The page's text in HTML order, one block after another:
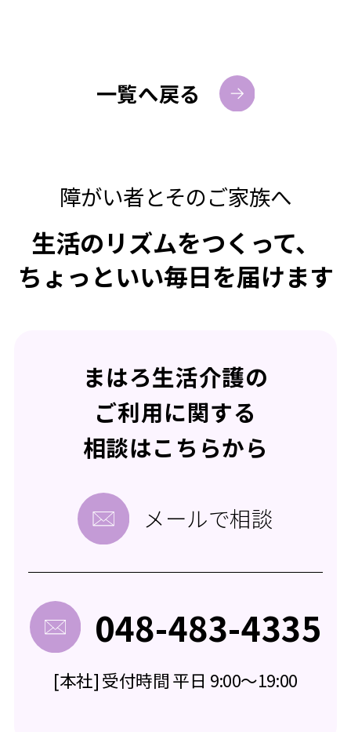
一覧へ戻る
障がい者とそのご家族へ
生活のリズムをつくって、
ちょっといい毎日を届けます
まはろ生活介護の
ご利用に関する
相談はこちらから
メールで相談
048-483-4335
[本社] 受付時間 平日 9:00～19:00